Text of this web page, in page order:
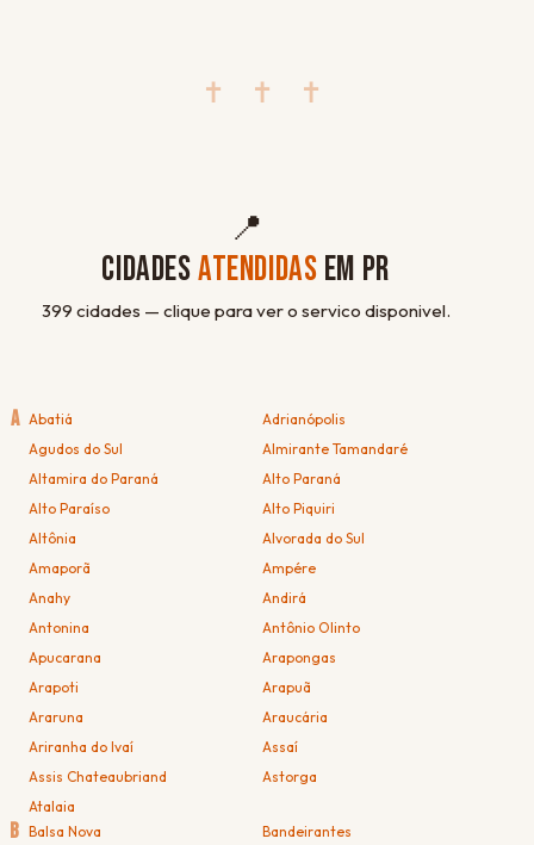
✝ ✝ ✝
📍
CIDADESATENDIDAS EM PR
399 cidades — clique para ver o servico disponivel.
A Abatiá
Adrianópolis
Agudos do Sul
Almirante Tamandaré
Altamira do Paraná
Alto Paraná
Alto Paraíso
Alto Piquiri
Altônia
Alvorada do Sul
Amaporã
Ampére
Anahy
Andirá
Antonina
Antônio Olinto
Apucarana
Arapongas
Arapoti
Arapuã
Araruna
Araucária
Ariranha do Ivaí
Assaí
Assis Chateaubriand
Astorga
Atalaia
B Balsa Nova
Bandeirantes